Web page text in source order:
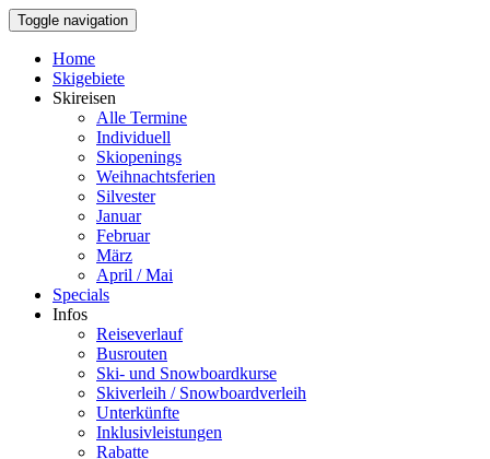
Toggle navigation
Home
Skigebiete
Skireisen
Alle Termine
Individuell
Skiopenings
Weihnachtsferien
Silvester
Januar
Februar
März
April / Mai
Specials
Infos
Reiseverlauf
Busrouten
Ski- und Snowboardkurse
Skiverleih / Snowboardverleih
Unterkünfte
Inklusivleistungen
Rabatte